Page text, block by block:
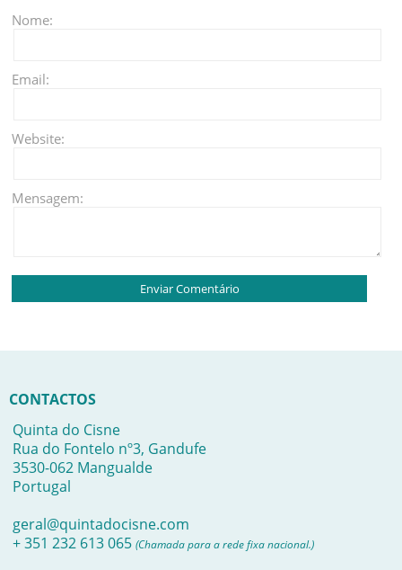
Nome:
Email:
Website:
Mensagem:
CONTACTOS
Quinta do Cisne
Rua do Fontelo nº3, Gandufe
3530-062 Mangualde
Portugal
geral@quintadocisne.com
+ 351 232 613 065 (Chamada para a rede fixa nacional.)